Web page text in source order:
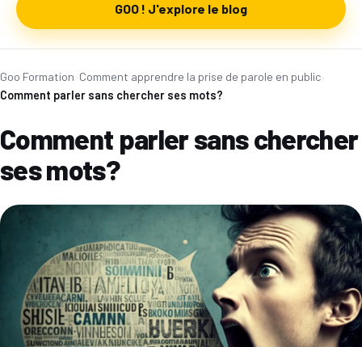
GOO ! J'explore le blog
Goo Formation Comment apprendre la prise de parole en public
Comment parler sans chercher ses mots?
Comment parler sans chercher
ses mots?